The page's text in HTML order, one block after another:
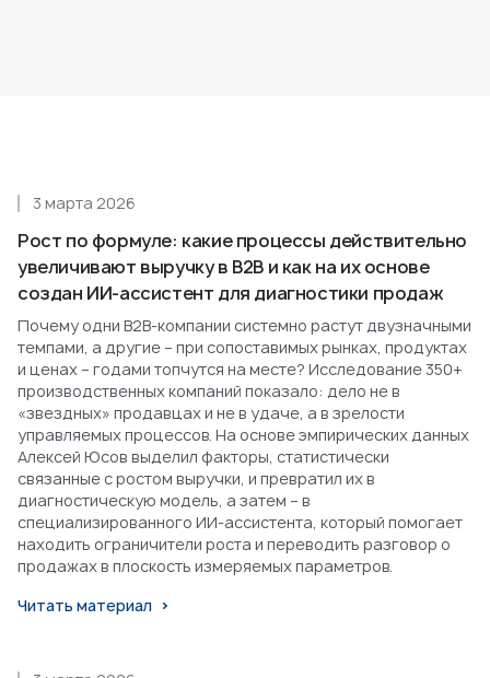
Рост по формуле: какие процессы действительно
увеличивают выручку в B2B и как на их основе
создан ИИ-ассистент для диагностики продаж
3 марта 2026
Почему одни B2B-компании системно растут двузначными
темпами, а другие – при сопоставимых рынках, продуктах
и ценах – годами топчутся на месте? Исследование 350+
производственных компаний показало: дело не в
«звездных» продавцах и не в удаче, а в зрелости
управляемых процессов. На основе эмпирических данных
Алексей Юсов выделил факторы, статистически
связанные с ростом выручки, и превратил их в
диагностическую модель, а затем – в
специализированного ИИ-ассистента, который помогает
находить ограничители роста и переводить разговор о
продажах в плоскость измеряемых параметров.
Читать материал